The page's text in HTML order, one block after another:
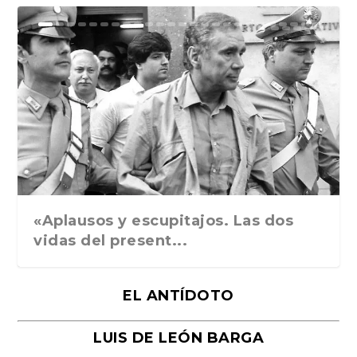
Ground Rules. Alejan...
«Rafael: Poesía subl...
Bienvenidos al circo...
Georges de La Tour. ...
Robert Capa: la hist...
«Aplausos y escupitajos. Las dos
vidas del present...
EL ANTÍDOTO
LUIS DE LEÓN BARGA